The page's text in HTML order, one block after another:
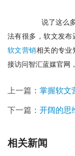
说了这么多
法有很多，软文发
软文营销相关的专业
接访问智汇蓝媒官网
上一篇： 掌握软文
下一篇： 开阔的思
相关新闻